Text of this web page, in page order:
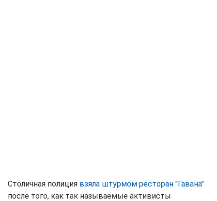
Столичная полиция взяла штурмом ресторан "Гавана"
после того, как так называемые активисты